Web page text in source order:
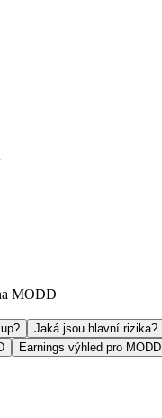
MODD
Jaká jsou hlavní rizika?
Earnings výhled pro MODD